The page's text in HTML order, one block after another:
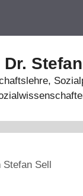
Dr.
Stefan Sell